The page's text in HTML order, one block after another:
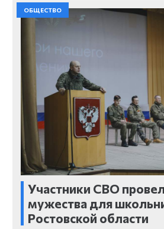
ОБЩЕСТВО
Участники СВО
мужества для
Ростовской области